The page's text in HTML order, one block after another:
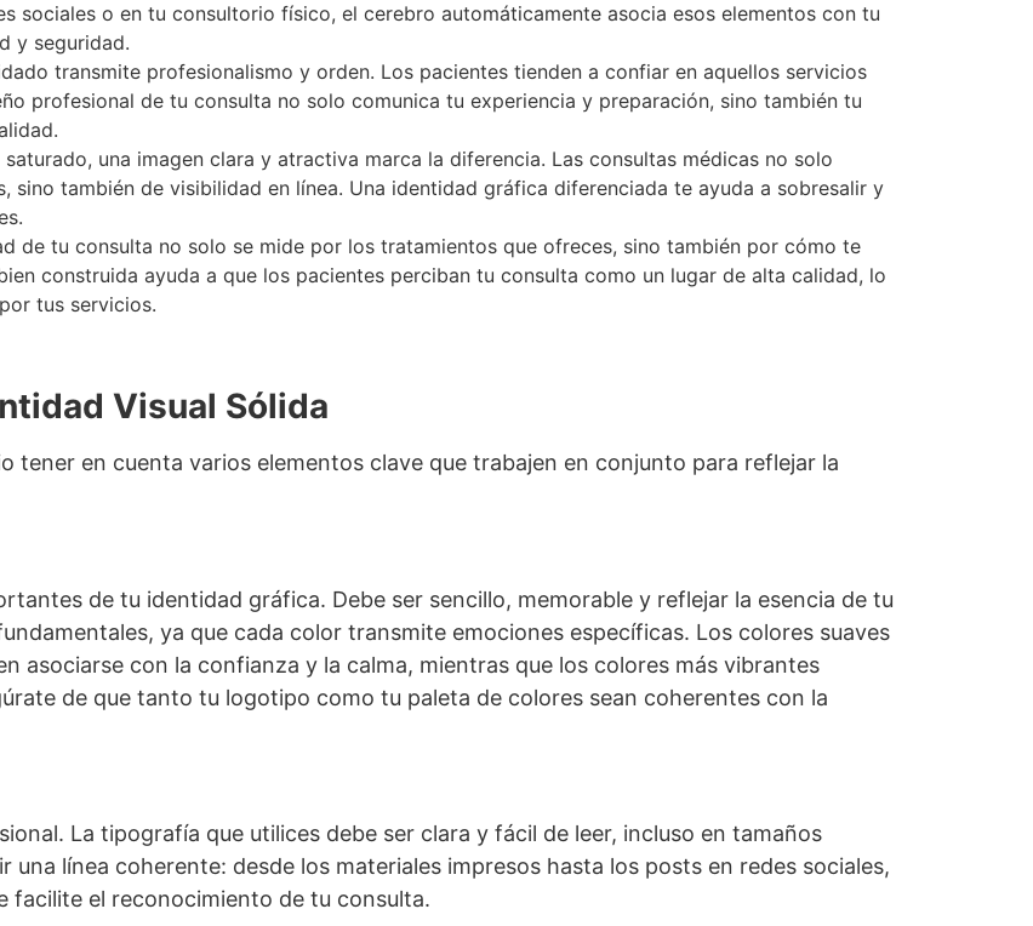
sociales o en tu consultorio físico, el cerebro automáticamente asocia esos elementos con tu
y seguridad.
transmite profesionalismo y orden. Los pacientes tienden a confiar en aquellos servicios
profesional de tu consulta no solo comunica tu experiencia y preparación, sino también tu
una imagen clara y atractiva marca la diferencia. Las consultas médicas no solo
sino también de visibilidad en línea. Una identidad gráfica diferenciada te ayuda a sobresalir y
de tu consulta no solo se mide por los tratamientos que ofreces, sino también por cómo te
construida ayuda a que los pacientes perciban tu consulta como un lugar de alta calidad, lo
tus servicios.
Visual Sólida
tener en cuenta varios elementos clave que trabajen en conjunto para reflejar la
de tu identidad gráfica. Debe ser sencillo, memorable y reflejar la esencia de tu
ya que cada color transmite emociones específicas. Los colores suaves
asociarse con la confianza y la calma, mientras que los colores más vibrantes
de que tanto tu logotipo como tu paleta de colores sean coherentes con la
La tipografía que utilices debe ser clara y fácil de leer, incluso en tamaños
una línea coherente: desde los materiales impresos hasta los posts en redes sociales,
facilite el reconocimiento de tu consulta.